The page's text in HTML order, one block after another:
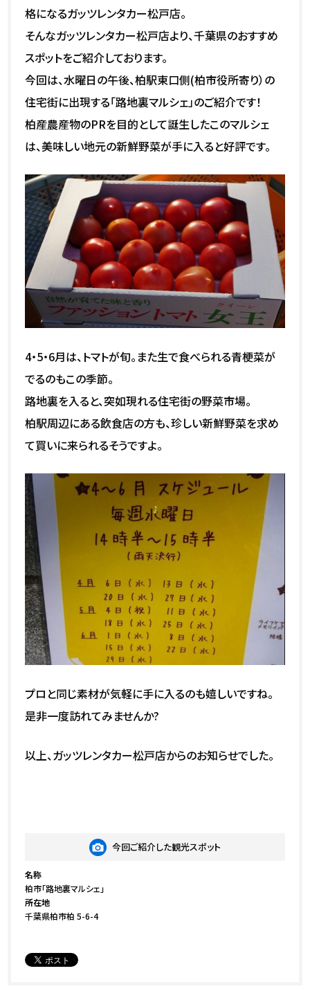
格になるガッツレンタカー松戸店。
そんなガッツレンタカー松戸店より、千葉県のおすすめ
スポットをご紹介しております。
今回は、水曜日の午後、柏駅東口側(柏市役所寄り）の
住宅街に出現する「路地裏マルシェ」のご紹介です！
柏産農産物のPRを目的として誕生したこのマルシェ
は、美味しい地元の新鮮野菜が手に入ると好評です。
4・5・6月は、トマトが旬。また生で食べられる青梗菜が
でるのもこの季節。
路地裏を入ると、突如現れる住宅街の野菜市場。
柏駅周辺にある飲食店の方も、珍しい新鮮野菜を求め
て買いに来られるそうですよ。
プロと同じ素材が気軽に手に入るのも嬉しいですね。
是非一度訪れてみませんか?
以上、ガッツレンタカー松戸店からのお知らせでした。
今回ご紹介した観光スポット
名称
柏市「路地裏マルシェ」
所在地
千葉県柏市柏 5-6-4